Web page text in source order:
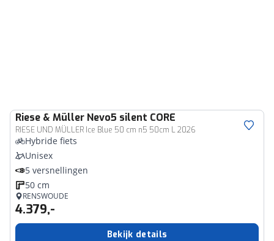
Riese & Müller Nevo5 silent CORE
RIESE UND MÜLLER Ice Blue 50 cm n5 50cm L 2026
Hybride fiets
Unisex
5 versnellingen
50 cm
RENSWOUDE
4.379,-
Bekijk details